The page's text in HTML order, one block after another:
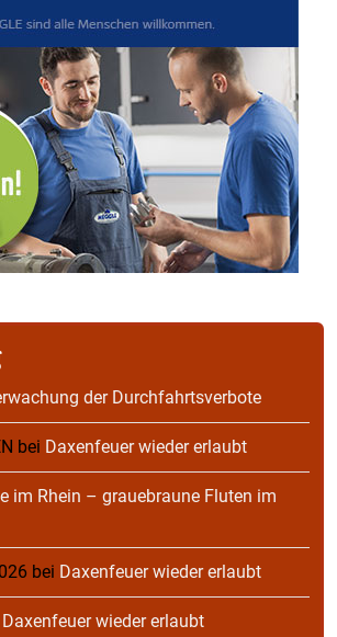
der Durchfahrtsverbote
bei Daxenfeuer wieder erlaubt
im Rhein – grauebraune Fluten im
bei Daxenfeuer wieder erlaubt
Daxenfeuer wieder erlaubt